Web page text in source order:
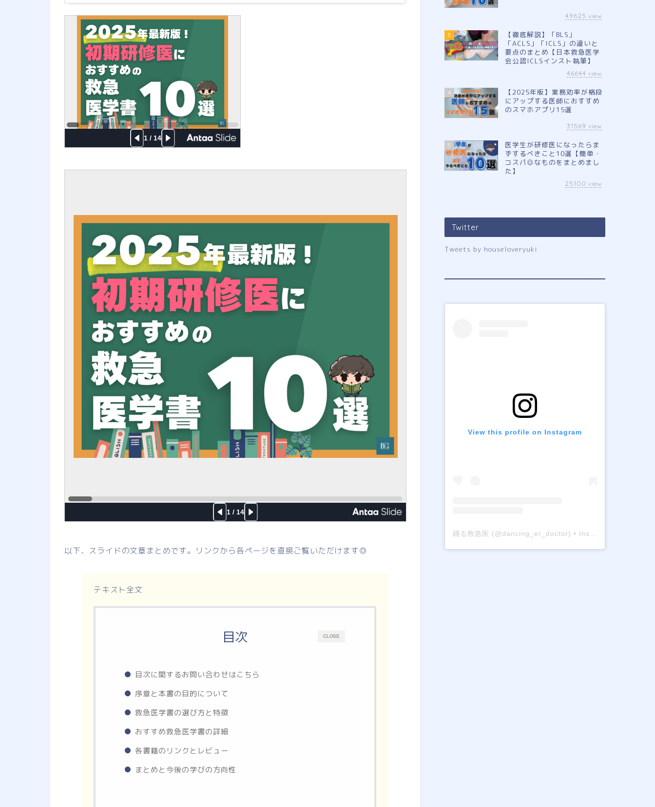
以下、スライドの文章まとめです。リンクから各ページを直接ご覧いただけます◎
テキスト全文
CLOSE
目次
目次に関するお問い合わせはこちら
序章と本書の目的について
救急医学書の選び方と特徴
おすすめ救急医学書の詳細
各書籍のリンクとレビュー
まとめと今後の学びの方向性
49625 view
3
【徹底解説】「BLS」
「ACLS」「ICLS」の違いと
要点のまとめ【日本救急医学
会公認ICLSインスト執筆】
46644 view
4
【2025年版】業務効率が格段
にアップする医師におすすめ
のスマホアプリ15選
31569 view
5
医学生が研修医になったらま
ずするべきこと10選【簡単・
コスパ◎なものをまとめまし
た】
25100 view
Twitter
Tweets by houseloveryuki
View this profile on Instagram
踊る救急医 (@dancing_er_doctor) • Instagram photos and videos